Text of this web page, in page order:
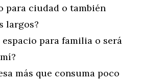
para ciudad o también
largos?
espacio para familia o será
más que consuma poco